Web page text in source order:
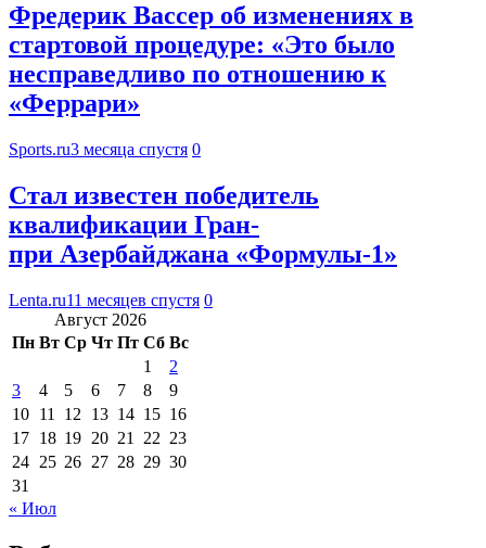
Фредерик Вассер об изменениях в
стартовой процедуре: «Это было
несправедливо по отношению к
«Феррари»
Sports.ru3 месяца спустя 0
Стал известен победитель
квалификации Гран-
при Азербайджана «Формулы-1»
Lenta.ru11 месяцев спустя 0
Август 2026
Пн Вт Ср Чт Пт Сб Вс
1
2
3
4 5 6 7 8
9
10 11 12 13 14 15 16
17 18 19 20 21 22 23
24 25 26 27 28 29 30
31
« Июл